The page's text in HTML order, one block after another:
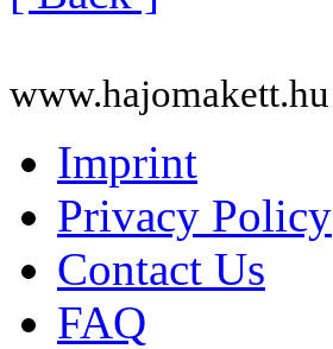
www.hajomakett.hu
Imprint
Privacy Policy
Contact Us
FAQ